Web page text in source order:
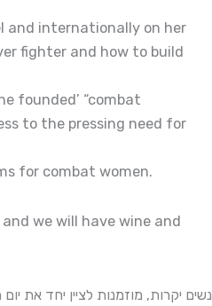
and internationally on her
fighter and how to build
founded’ “combat
to the pressing need for
for combat women.
we will have wine and
נשים יקרות, מוזמנות לציין יחד את